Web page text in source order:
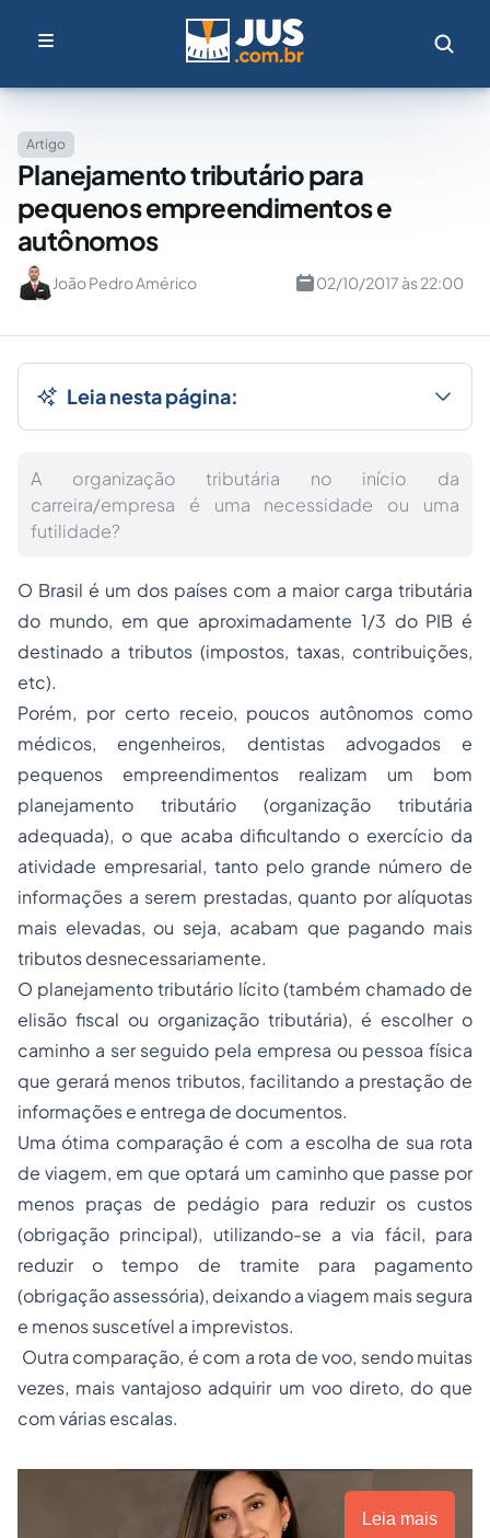
Artigo
Planejamento tributário para
pequenos empreendimentos e
autônomos
João Pedro Américo 02/10/2017 às 22:00
Leia nesta página:
A organização tributária no início da
carreira/empresa é uma necessidade ou uma
futilidade?
O Brasil é um dos países com a maior carga tributária
do mundo, em que aproximadamente 1/3 do PIB é
destinado a tributos (impostos, taxas, contribuições,
etc).
Porém, por certo receio, poucos autônomos como
médicos, engenheiros, dentistas advogados e
pequenos empreendimentos realizam um bom
planejamento tributário (organização tributária
adequada), o que acaba dificultando o exercício da
atividade empresarial, tanto pelo grande número de
informações a serem prestadas, quanto por alíquotas
mais elevadas, ou seja, acabam que pagando mais
tributos desnecessariamente.
O planejamento tributário lícito (também chamado de
elisão fiscal ou organização tributária), é escolher o
caminho a ser seguido pela empresa ou pessoa física
que gerará menos tributos, facilitando a prestação de
informações e entrega de documentos.
Uma ótima comparação é com a escolha de sua rota
de viagem, em que optará um caminho que passe por
menos praças de pedágio para reduzir os custos
(obrigação principal), utilizando-se a via fácil, para
reduzir o tempo de tramite para pagamento
(obrigação assessória), deixando a viagem mais segura
e menos suscetível a imprevistos.
Outra comparação, é com a rota de voo, sendo muitas
vezes, mais vantajoso adquirir um voo direto, do que
com várias escalas.
Leia mais